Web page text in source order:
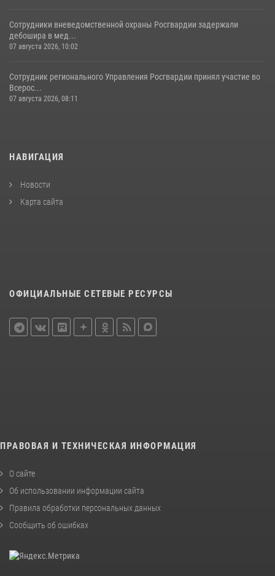
Сотрудники вневедомственной охраны Росгвардии задержали
дебошира в мед...
07 августа 2026, 10:02
Сотрудник регионального Управления Росгвардии принял участие во
Всерос...
07 августа 2026, 08:11
НАВИГАЦИЯ
Новости
Карта сайта
ОФИЦИАЛЬНЫЕ СЕТЕВЫЕ РЕСУРСЫ
ПРАВОВАЯ И ТЕХНИЧЕСКАЯ ИНФОРМАЦИЯ
О сайте
Об использовании информации сайта
Правила обработки персональных данных
Сообщить об ошибках